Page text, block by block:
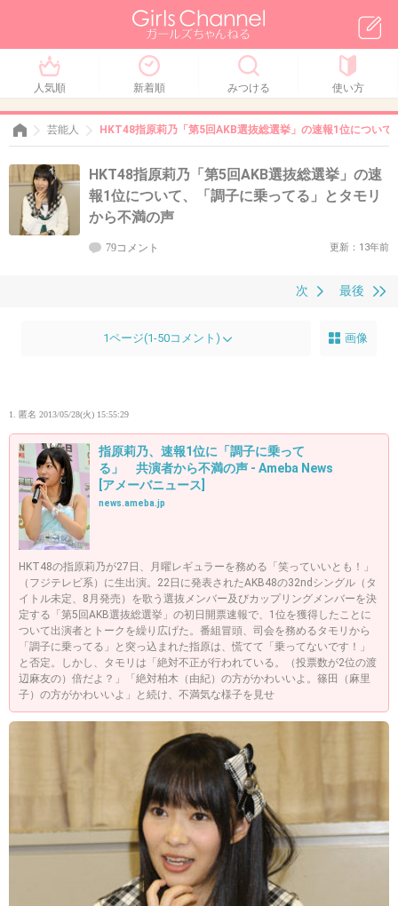
人気順 新着順 みつける 使い方
芸能人 HKT48指原莉乃「第5回AKB選抜総選挙」の速報1位につい
HKT48指原莉乃「第5回AKB選抜総選挙」の速
報1位について、「調子に乗ってる」とタモリ
から不満の声
79コメント 更新：13年前
最後
次
1ページ(1-50コメント) 画像
1. 匿名 2013/05/28(火) 15:55:29
指原莉乃、速報1位に「調子に乗って
る」 共演者から不満の声 - Ameba News
[アメーバニュース]
news.ameba.jp
HKT48の指原莉乃が27日、月曜レギュラーを務める「笑っていいとも！」
（フジテレビ系）に生出演。22日に発表されたAKB48の32ndシングル（タ
イトル未定、8月発売）を歌う選抜メンバー及びカップリングメンバーを決
定する「第5回AKB選抜総選挙」の初日開票速報で、1位を獲得したことに
ついて出演者とトークを繰り広げた。番組冒頭、司会を務めるタモリから
「調子に乗ってる」と突っ込まれた指原は、慌てて「乗ってないです！」
と否定。しかし、タモリは「絶対不正が行われている。（投票数が2位の渡
辺麻友の）倍だよ？」「絶対柏木（由紀）の方がかわいいよ。篠田（麻里
子）の方がかわいいよ」と続け、不満気な様子を見せ